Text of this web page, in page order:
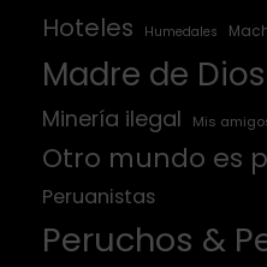
Hoteles Humedales
Madre de Dios
Minería ilegal Mis
Otro mundo es
Peruanistas
Peruchos &